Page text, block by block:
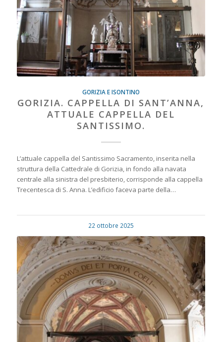
GORIZIA E ISONTINO
GORIZIA. CAPPELLA DI SANT’ANNA,
ATTUALE CAPPELLA DEL
SANTISSIMO.
L’attuale cappella del Santissimo Sacramento, inserita nella
struttura della Cattedrale di Gorizia, in fondo alla navata
centrale alla sinistra del presbiterio, corrisponde alla cappella
Trecentesca di S. Anna. L’edificio faceva parte della…
22 ottobre 2025